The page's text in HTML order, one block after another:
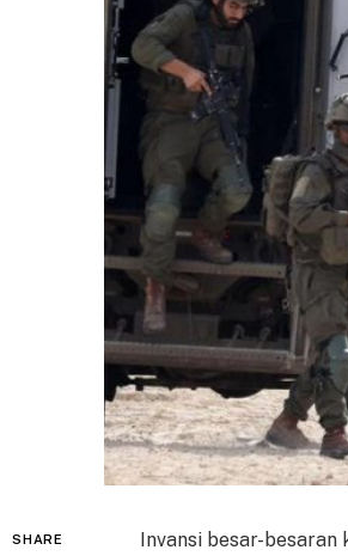
SHARE Invansi besar-besaran